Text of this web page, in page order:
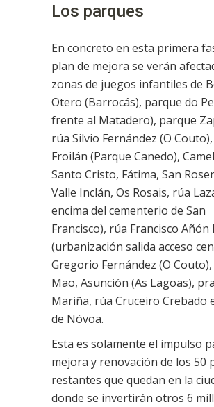
Los parques
En concreto en esta primera
plan de mejora se verán
zonas de juegos infantiles de
Otero (Barrocás), parque do
frente al Matadero), parque
rúa Silvio Fernández (O Couto),
Froilán (Parque Canedo),
Santo Cristo, Fátima, San
Valle Inclán, Os Rosais, rúa
encima del cementerio de San
Francisco), rúa Francisco Añón
(urbanización salida acceso
Gregorio Fernández (O
Mao, Asunción (As Lagoas),
Mariña, rúa Cruceiro Crebado
de Nóvoa.
Esta es solamente el impulso
mejora y renovación de los 50
restantes que quedan en la
donde se invertirán otros 6